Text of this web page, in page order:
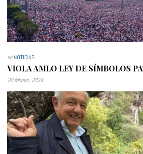
enNOTICIAS
VIOLA AMLO LEY DE SÍMBOLOS
20 febrero, 2024